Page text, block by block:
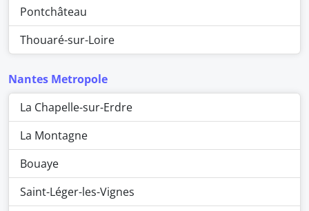
Pontchâteau
Thouaré-sur-Loire
Nantes Metropole
La Chapelle-sur-Erdre
La Montagne
Bouaye
Saint-Léger-les-Vignes